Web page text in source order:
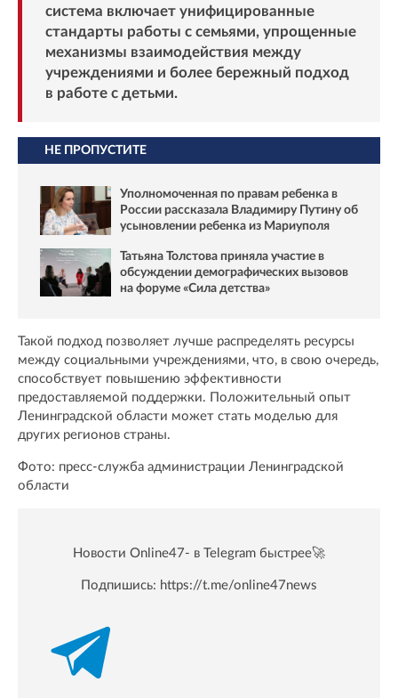
система включает унифицированные
стандарты работы с семьями, упрощенные
механизмы взаимодействия между
учреждениями и более бережный подход
в работе с детьми.
НЕ ПРОПУСТИТЕ
Уполномоченная по правам ребенка в
России рассказала Владимиру Путину об
усыновлении ребенка из Мариуполя
Татьяна Толстова приняла участие в
обсуждении демографических вызовов
на форуме «Сила детства»
Такой подход позволяет лучше распределять ресурсы
между социальными учреждениями, что, в свою очередь,
способствует повышению эффективности
предоставляемой поддержки. Положительный опыт
Ленинградской области может стать моделью для
других регионов страны.
Фото: пресс-служба администрации Ленинградской
области
Новости Online47- в Telegram быстрее🚀
Подпишись: https://t.me/online47news